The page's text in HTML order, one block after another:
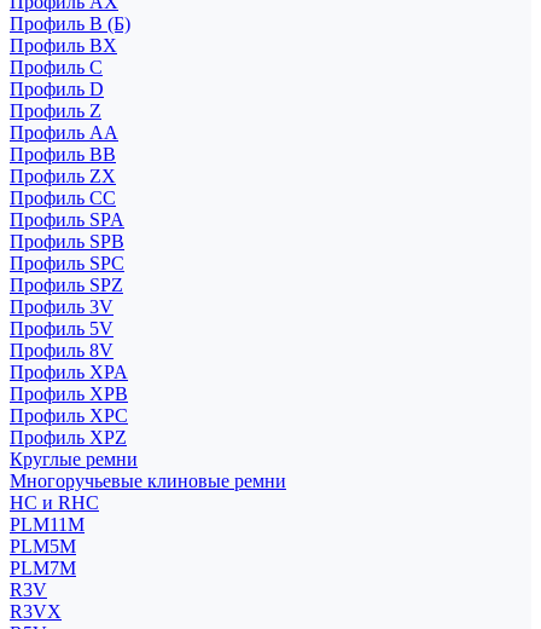
Профиль B (Б)
Профиль BX
Профиль C
Профиль D
Профиль Z
Профиль АА
Профиль BB
Профиль ZX
Профиль CC
Профиль SPA
Профиль SPB
Профиль SPC
Профиль SPZ
Профиль 3V
Профиль 5V
Профиль 8V
Профиль XPA
Профиль XPB
Профиль XPC
Профиль XPZ
Круглые ремни
Многоручьевые клиновые ремни
HC и RHC
PLM11M
PLM5M
PLM7M
R3V
R3VX